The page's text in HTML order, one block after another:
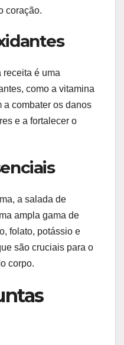
coração.
receita é uma
como a vitamina
a combater os danos
e a fortalecer o
a salada de
ampla gama de
folato, potássio e
são cruciais para o
corpo.